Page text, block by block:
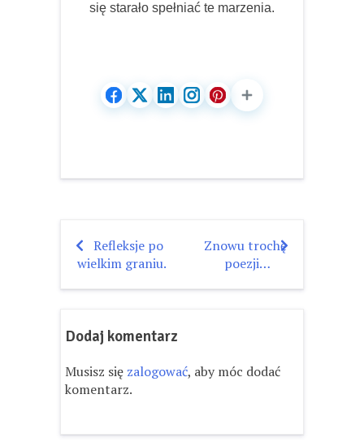
się starało spełniać te marzenia.
Nawigacja
wpisu
Refleksje po
wielkim graniu.
Znowu trochę
poezji…
Dodaj komentarz
Musisz się zalogować, aby móc dodać
komentarz.